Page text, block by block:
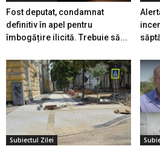
Fost deputat, condamnat
definitiv în apel pentru
îmbogățire ilicită. Trebuie să...
Subiectul Zilei